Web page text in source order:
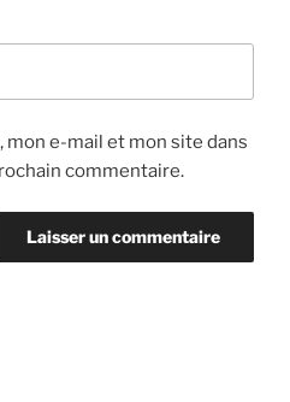
e-mail et mon site dans
commentaire.